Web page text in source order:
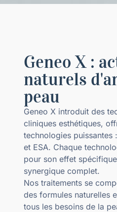
Geneo X :
naturels
peau
Geneo X introduit des
cliniques esthétiques,
technologies puissantes
et ESA. Chaque
pour son effet
synergique complet.
Nos traitements se
des formules naturelles
tous les besoins de la